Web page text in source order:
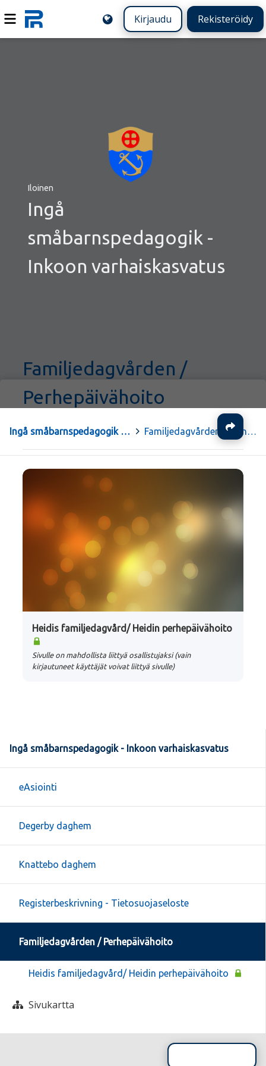
Kirjaudu Rekisteröidy
Iloinen
Ingå
småbarnspedagogik -
Inkoon varhaiskasvatus
Ingå småbarnspedagogik - Inkoon varhaiskasvatus Familjedagvården / Perhepäivähoito
Familjedagvården /
Perhepäivähoito
Heidis familjedagvård/ Heidin perhepäivähoito
Sivulle on mahdollista liittyä osallistujaksi (vain
kirjautuneet käyttäjät voivat liittyä sivulle)
Ingå småbarnspedagogik - Inkoon varhaiskasvatus
eAsiointi
Degerby daghem
Knattebo daghem
Registerbeskrivning - Tietosuojaseloste
Familjedagvården / Perhepäivähoito
Heidis familjedagvård/ Heidin perhepäivähoito
Sivukartta